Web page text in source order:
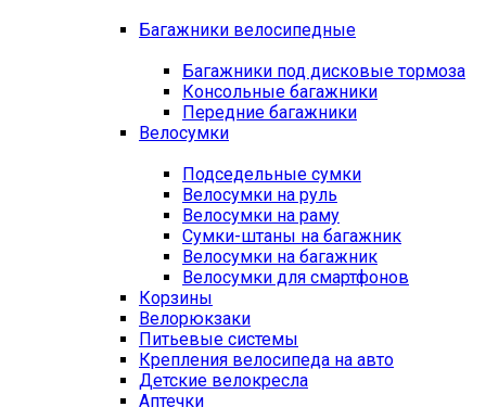
Багажники велосипедные
Багажники под дисковые тормоза
Консольные багажники
Передние багажники
Велосумки
Подседельные сумки
Велосумки на руль
Велосумки на раму
Сумки-штаны на багажник
Велосумки на багажник
Велосумки для смартфонов
Корзины
Велорюкзаки
Питьевые системы
Крепления велосипеда на авто
Детские велокресла
Аптечки